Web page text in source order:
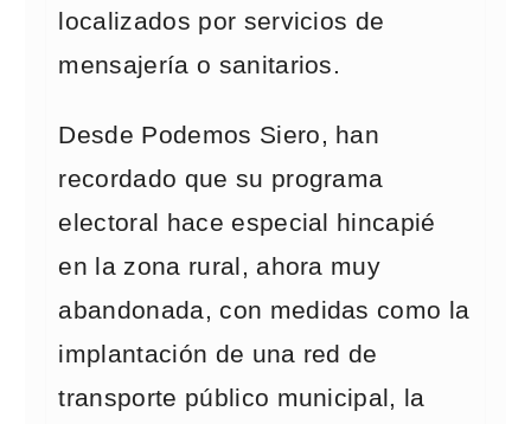
localizados por servicios de
mensajería o sanitarios.
Desde Podemos Siero, han
recordado que su programa
electoral hace especial hincapié
en la zona rural, ahora muy
abandonada, con medidas como la
implantación de una red de
transporte público municipal, la